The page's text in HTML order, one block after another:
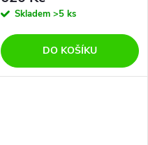
Skladem >5 ks
DO KOŠÍKU